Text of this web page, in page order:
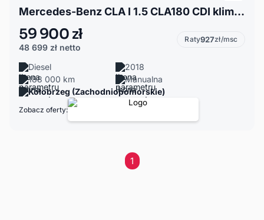
Mercedes-Benz CLA I 1.5 CLA180 CDI klima elektryka led alu navi kamera FV 23% opłacony
59 900 zł
48 699 zł netto
Raty927zł/msc
Diesel
2018
188 000 km
Manualna
Kołobrzeg (Zachodniopomorskie)
Zobacz oferty:
1